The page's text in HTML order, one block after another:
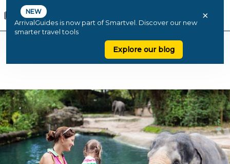
NEW
ArrivalGuides is now part of Smartvel. Discover our new
smarter travel tools
Explore our blog
×